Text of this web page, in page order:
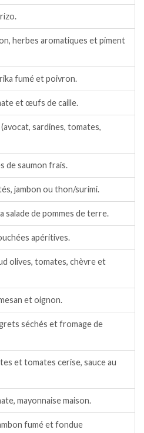
herbes aromatiques et piment
fumé et poivron.
et œufs de caille.
sardines, tomates,
de saumon frais.
jambon ou thon/surimi.
salade de pommes de terre.
apéritives.
olives, tomates, chèvre et
et oignon.
séchés et fromage de
et tomates cerise, sauce au
mayonnaise maison.
fumé et fondue